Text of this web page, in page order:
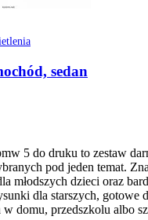
sedan
5 do druku to zestaw
pod jeden temat.
młodszych dzieci oraz
dla starszych, gotowe
domu, przedszkolu albo